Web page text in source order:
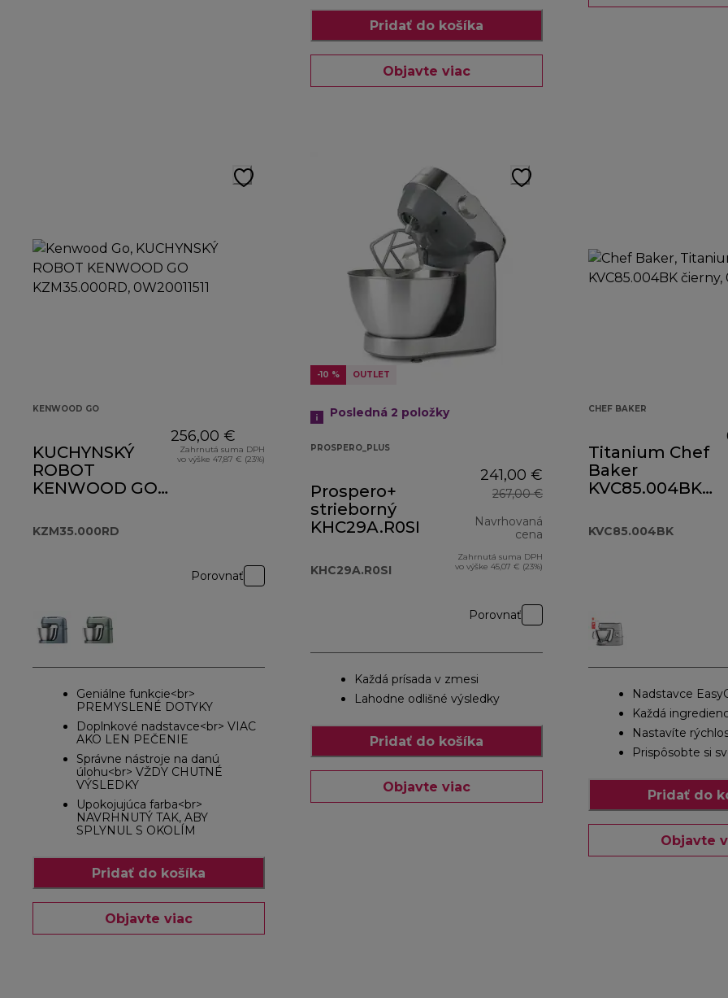
Pridať do košíka
Objavte viac
KENWOOD GO
KUCHYNSKÝ
ROBOT
KENWOOD GO
KZM35.000RD
256,00 €
Zahrnutá suma DPH
vo výške 47,87 € (23%)
Porovnať
Geniálne funkcie<br>
PREMYSLENÉ DOTYKY
Doplnkové nadstavce<br> VIAC
AKO LEN PEČENIE
Správne nástroje na danú
úlohu<br> VŽDY CHUTNÉ
VÝSLEDKY
Upokojujúca farba<br>
NAVRHNUTÝ TAK, ABY
SPLYNUL S OKOLÍM
Pridať do košíka
Objavte viac
-10 % OUTLET
Posledná 2 položky
PROSPERO_PLUS
Prospero+
strieborný
KHC29A.R0SI
KHC29A.R0SI
241,00 €
267,00 €
Navrhovaná
cena
Zahrnutá suma DPH
vo výške 45,07 € (23%)
Porovnať
Každá prísada v zmesi
Lahodne odlišné výsledky
Pridať do košíka
Objavte viac
CHEF BAKER
Titanium Chef
Baker
KVC85.004BK
KVC85.004BK
Nadstavce
Každá
Nastavíte
Prispôsobte si
Pridať do
Objavte